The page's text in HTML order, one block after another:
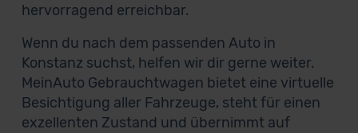
hervorragend erreichbar.
Wenn du nach dem passenden Auto in
Konstanz suchst, helfen wir dir gerne weiter.
MeinAuto Gebrauchtwagen bietet eine virtuelle
Besichtigung aller Fahrzeuge, steht für einen
exzellenten Zustand und übernimmt auf